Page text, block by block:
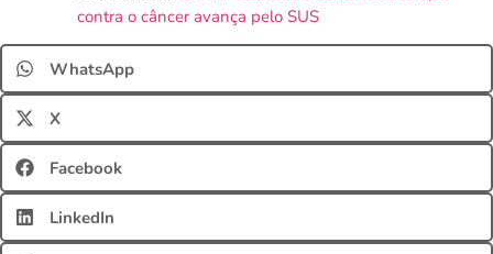
contra o câncer avança pelo SUS
WhatsApp
X
Facebook
LinkedIn